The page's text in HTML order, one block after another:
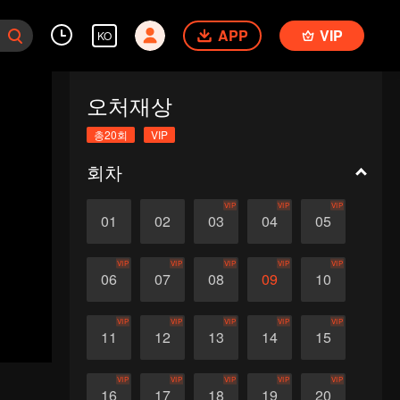
KO APP VIP
오처재상
총20회 VIP
회차
01 02 03
VIP
04
VIP
05
VIP
06
VIP
07
VIP
08
VIP
09
VIP
10
VIP
11
VIP
12
VIP
13
VIP
14
VIP
15
VIP
16
VIP
17
VIP
18
VIP
19
VIP
20
VIP